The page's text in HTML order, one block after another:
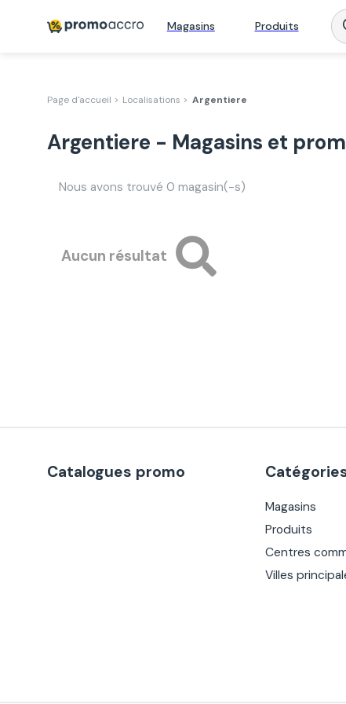
Magasins Produits
Page d'accueil > Localisations > Argentiere
Argentiere - Magasins et
Nous avons trouvé 0 magasin(-s)
Aucun résultat
Catalogues promo
Magasins
Produits
Centres
Villes